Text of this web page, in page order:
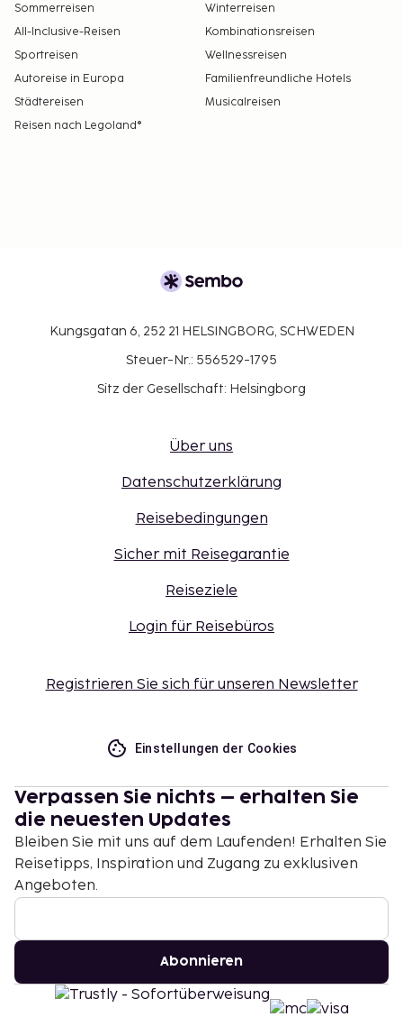
Sommerreisen
Winterreisen
All-Inclusive-Reisen
Kombinationsreisen
Sportreisen
Wellnessreisen
Autoreise in Europa
Familienfreundliche Hotels
Städtereisen
Musicalreisen
Reisen nach Legoland®
Kungsgatan 6, 252 21 HELSINGBORG, SCHWEDEN
Steuer-Nr.: 556529-1795
Sitz der Gesellschaft: Helsingborg
Über uns
Datenschutzerklärung
Reisebedingungen
Sicher mit Reisegarantie
Reiseziele
Login für Reisebüros
Registrieren Sie sich für unseren Newsletter
Einstellungen der Cookies
Verpassen Sie nichts – erhalten Sie
die neuesten Updates
Bleiben Sie mit uns auf dem Laufenden! Erhalten Sie
Reisetipps, Inspiration und Zugang zu exklusiven
Angeboten.
Abonnieren